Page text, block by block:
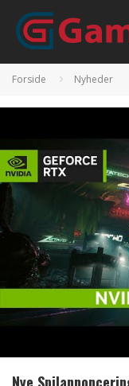
Forside Nyheder
Nye